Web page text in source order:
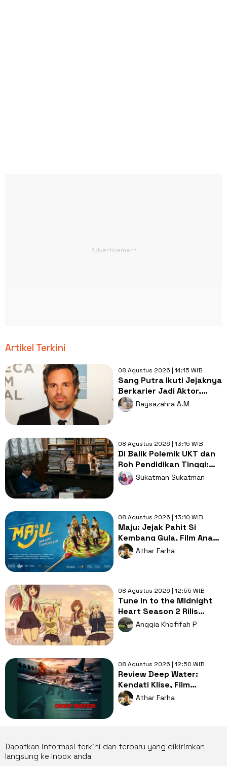
Artikel Terkini
08 Agustus 2026 | 14:15 WIB
Sang Putra Ikuti Jejaknya
Berkarier Jadi Aktor,
Begini Reaksi Mark
Ruffalo
Raysazahra A.M
08 Agustus 2026 | 13:15 WIB
Di Balik Polemik UKT dan
Roh Pendidikan Tinggi:
Saatnya Kampus Elite
Berbagi dengan Kampus
Sukatman Sukatman
08 Agustus 2026 | 13:10 WIB
Maju: Jejak Pahit Si
Kembang Gula, Film Anak
Nggak Harus Kekanak-
kanakan
Athar Farha
08 Agustus 2026 | 12:55 WIB
Tune In to the Midnight
Heart Season 2 Rilis
2027, Hadirkan 2
Karakter Baru
Anggia Khofifah P
08 Agustus 2026 | 12:50 WIB
Review Deep Water:
Kendati Klise, Film
Serangan Hiu Selalu Seru
Ditonton!
Athar Farha
Dapatkan informasi terkini dan terbaru yang dikirimkan
langsung ke Inbox anda